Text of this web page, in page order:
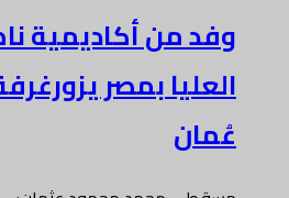
وفد من أكاديمية
العليا بمصر
عُمان